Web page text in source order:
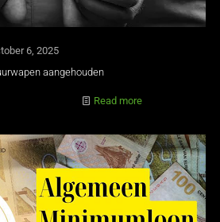
6, 2025
aangehouden
Read more